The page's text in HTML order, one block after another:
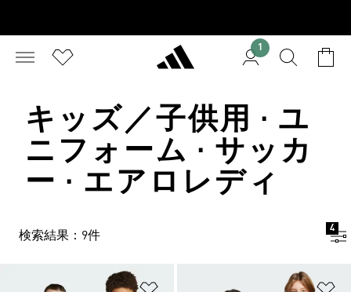
1
キッズ／子供用 · ユ
ニフォーム · サッカ
ー · エアロレディ
検索結果：9件
4
ほしいものリストに追加